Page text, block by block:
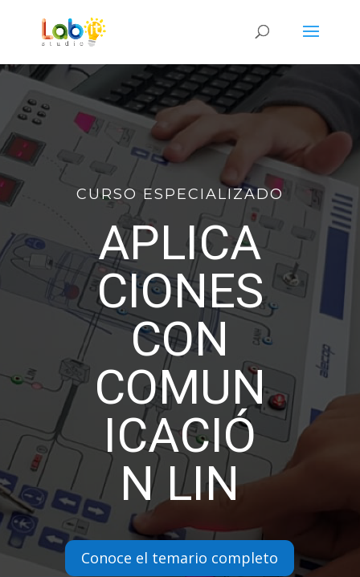
CURSO ESPECIALIZADO
APLICA
CIONES
CON
COMUN
ICACIÓ
N LIN
Conoce el temario completo